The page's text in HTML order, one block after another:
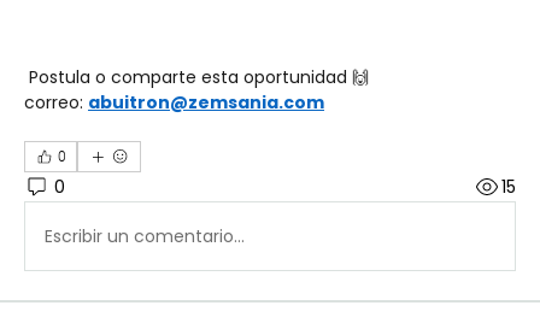
Postula o comparte esta oportunidad 🙌
correo: abuitron@zemsania.com
0
0 15
Escribir un comentario...